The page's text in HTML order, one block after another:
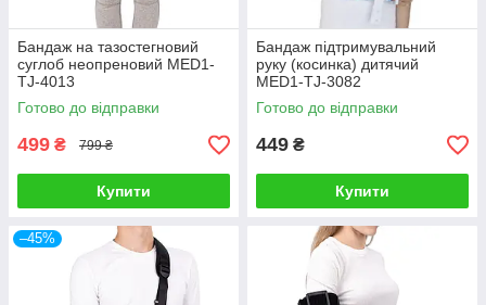
Бандаж на тазостегновий
суглоб неопреновий MED1-
TJ-4013
Готово до відправки
499 ₴ 799 ₴
Купити
Бандаж підтримувальний
руку (косинка) дитячий
MED1-TJ-3082
Готово до відправки
449 ₴
Купити
–45%